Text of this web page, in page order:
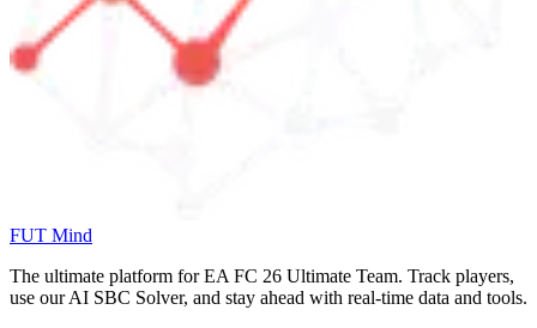
FUT Mind
The ultimate platform for EA FC 26 Ultimate Team. Track players,
use our AI SBC Solver, and stay ahead with real-time data and tools.